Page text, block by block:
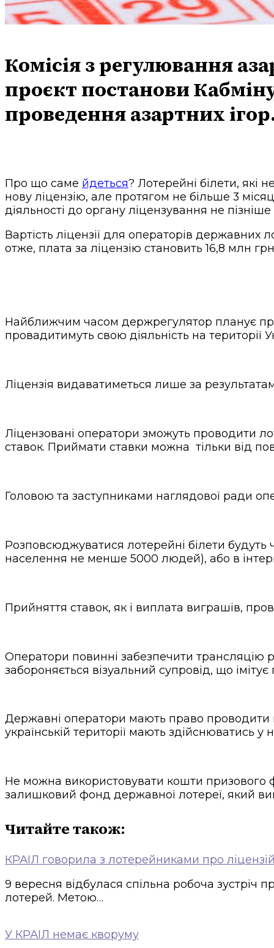
Комісія з регулювання
проєкт постанови
проведення азартних
Про що саме йдеться? Лотерейні білети, які
нову ліцензію, але протягом не більше 3
діяльності до органу ліцензування не
Вартість ліцензії для операторів державних
отже, плата за ліцензію становить 16,8 млн
Найближчим часом держрегулятор планує
провадитимуть свою діяльність на території
Ліцензія видаватиметься лише за
Ліцензовані оператори зможуть проводити
ставок. Приймати ставки можна тільки від
Головою та заступниками наглядової ради
Розповсюджуватися лотерейні білети будуть
населення не менше 5000 людей), або в
Прийняття ставок, як і виплата виграшів,
Оператори повинні забезпечити трансляцію
забороняється візуальний супровід, що
Державні оператори мають право проводити
українській території мають здійснюватись
Не можна використовувати кошти призового
залишковий фонд державної лотереї, який
Читайте також:
КРАІЛ говорила з лотерейниками про
9 вересня відбулася спільна робоча зустріч
лотерей. Метою…
У КРАІЛ немає кворуму